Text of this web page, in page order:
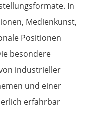
In
Medienkunst,
Positionen
besondere
industrieller
und einer
erfahrbar